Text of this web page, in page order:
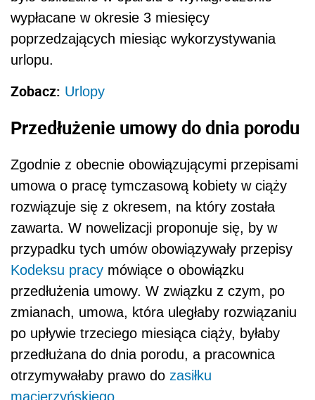
wypłacane w okresie 3 miesięcy
poprzedzających miesiąc wykorzystywania
urlopu.
Zobacz: Urlopy
Przedłużenie umowy do dnia porodu
Zgodnie z obecnie obowiązującymi przepisami
umowa o pracę tymczasową kobiety w ciąży
rozwiązuje się z okresem, na który została
zawarta. W nowelizacji proponuje się, by w
przypadku tych umów obowiązywały przepisy
Kodeksu pracy mówiące o obowiązku
przedłużenia umowy. W związku z czym, po
zmianach, umowa, która uległaby rozwiązaniu
po upływie trzeciego miesiąca ciąży, byłaby
przedłużana do dnia porodu, a pracownica
otrzymywałaby prawo do zasiłku
macierzyńskiego.